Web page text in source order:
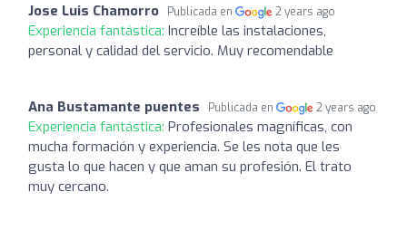
Jose Luis Chamorro Publicada en 2 years ago
Experiencia fantástica: Increíble las instalaciones,
personal y calidad del servicio. Muy recomendable
Ana Bustamante puentes Publicada en 2 years ago
Experiencia fantástica: Profesionales magníficas, con
mucha formación y experiencia. Se les nota que les
gusta lo que hacen y que aman su profesión. El trato
muy cercano.